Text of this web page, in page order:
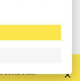
však dál
stát.